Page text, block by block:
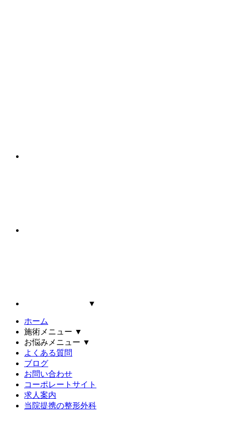
▼
ホーム
施術メニュー ▼
お悩みメニュー ▼
よくある質問
ブログ
お問い合わせ
コーポレートサイト
求人案内
当院提携の整形外科